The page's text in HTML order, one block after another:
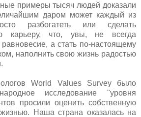
примеры тысяч людей доказали
даром может каждый из
разбогатеть или сделать
карьеру, что, увы, не всегда
а стать по-настоящему
наполнить свою жизнь радостью
World Values Survey было
исследование "уровня
просили оценить собственную
жизнью. Наша страна оказалась на